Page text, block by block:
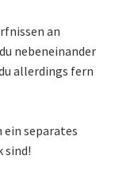
an
nebeneinander
allerdings fern
ein separates
sind!